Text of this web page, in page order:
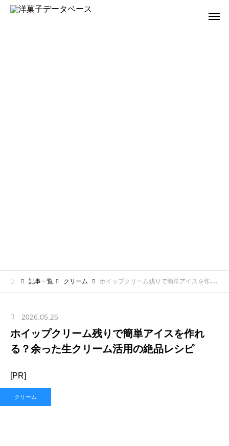
記事一覧 クリーム ホイップクリーム残りで簡単アイスを作れる？余った生クリーム活用の絶品レシピ
2026.05.25
ホイップクリーム残りで簡単アイスを作れ
る？余った生クリーム活用の絶品レシピ
[PR]
クリーム